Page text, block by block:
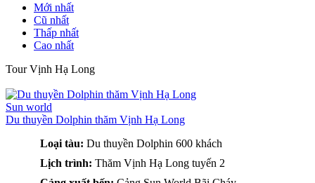
Mới nhất
Cũ nhất
Thấp nhất
Cao nhất
Tour Vịnh Hạ Long
Sun world
Du thuyền Dolphin thăm Vịnh Hạ Long
Loại tàu: Du thuyền Dolphin 600 khách
Lịch trình: Thăm Vịnh Hạ Long tuyến 2